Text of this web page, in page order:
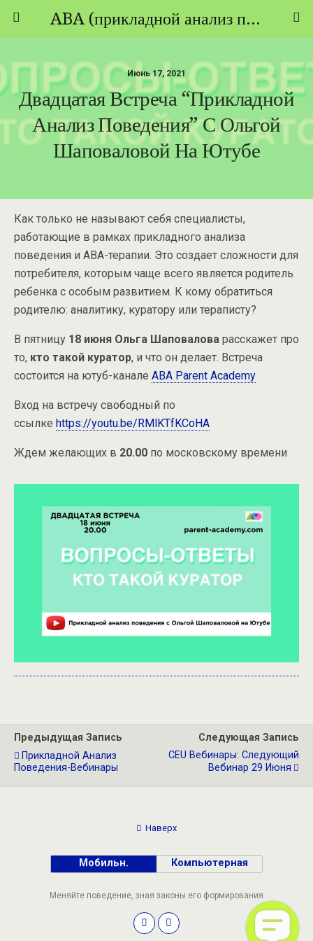
ABA (прикладной анализ поведения) - ТЕОРИЯ И ПРАКТИКА
Июнь 17, 2021
Двадцатая Встреча “Прикладной
Анализ Поведения” С Ольгой
Шаповаловой На Ютубе
Как только не называют себя специалисты,
работающие в рамках прикладного анализа
поведения и АВА-терапии. Это создает сложности для
потребителя, которым чаще всего является родитель
ребенка с особым развитием. К кому обратиться
родителю: аналитику, куратору или тераписту?
В пятницу 18 июня Ольга Шаповалова расскажет про
то, кто такой куратор, и что он делает. Встреча
состоится на ютуб-канале ABA Parent Academy
Вход на встречу свободный по
ссылке https://youtu.be/RMlKTfKCoHA
Ждем желающих в 20.00 по московскому времени
Предыдущая Запись
Прикладной Анализ
Поведения-Вебинары
Следующая Запись
CEU Вебинары: Следующий
Вебинар 29 Июня
Наверх
Мобильн. Компьютерная
Меняйте поведение, зная законы его формирования